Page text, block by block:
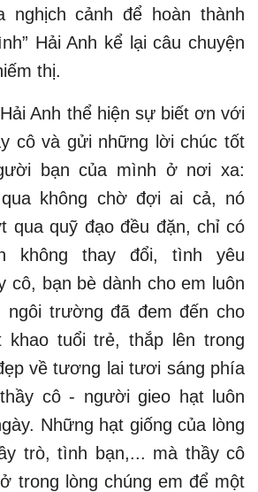
nghịch cảnh để hoàn thành
Hải Anh kể lại câu chuyện
thị.
Anh thể hiện sự biết ơn với
cô và gửi những lời chúc tốt
bạn của mình ở nơi xa:
không chờ đợi ai cả, nó
qua quỹ đạo đều đặn, chỉ có
không thay đổi, tình yêu
cô, bạn bè dành cho em luôn
ngôi trường đã đem đến cho
khao tuổi trẻ, thắp lên trong
về tương lai tươi sáng phía
cô - người gieo hạt luôn
Những hạt giống của lòng
trò, tình bạn,... mà thầy cô
trong lòng chúng em để một